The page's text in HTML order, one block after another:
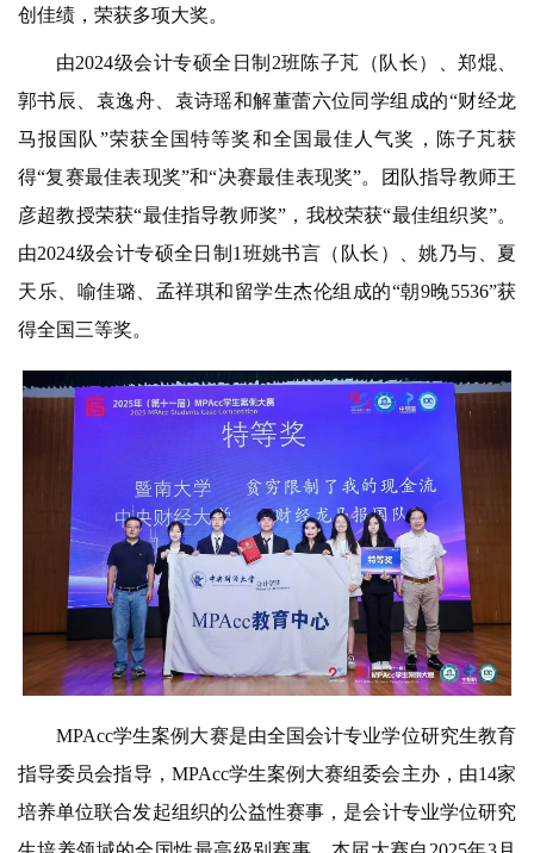
创佳绩，荣获多项大奖。
由2024级会计专硕全日制2班陈子芃（队长）、郑焜、
郭书辰、袁逸舟、袁诗瑶和解董蕾六位同学组成的“财经龙
马报国队”荣获全国特等奖和全国最佳人气奖，陈子芃获
得“复赛最佳表现奖”和“决赛最佳表现奖”。团队指导教师王
彦超教授荣获“最佳指导教师奖”，我校荣获“最佳组织奖”。
由2024级会计专硕全日制1班姚书言（队长）、姚乃与、夏
天乐、喻佳璐、孟祥琪和留学生杰伦组成的“朝9晚5536”获
得全国三等奖。
MPAcc学生案例大赛是由全国会计专业学位研究生教育
指导委员会指导，MPAcc学生案例大赛组委会主办，由14家
培养单位联合发起组织的公益性赛事，是会计专业学位研究